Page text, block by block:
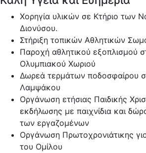
Χορηγία υλικών σε Κτήριο των
Διονύσου.
Στήριξη τοπικών Αθλητικών
Παροχή αθλητικού εξοπλισμού
Ολυμπιακού Χωριού
Δωρεά τερμάτων ποδοσφαίρου
Λαμψάκου
Οργάνωση ετήσιας Παιδικής
εκδήλωσης με παιχνίδια και
των εργαζομένων
Οργάνωση Πρωτοχρονιάτικης
του Ομίλου